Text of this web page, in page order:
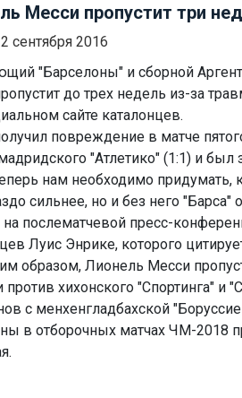
Месси пропустит три
сентября 2016
"Барселоны" и сборной
до трех недель из-за
сайте каталонцев.
повреждение в матче
"Атлетико" (1:1) и был
нам необходимо
сильнее, но и без него "Барса"
на послематчевой пресс-
Луис Энрике, которого
образом, Лионель Месси
против хихонского "Спортинга" и
с менхенгладбахской
в отборочных матчах ЧМ-2018